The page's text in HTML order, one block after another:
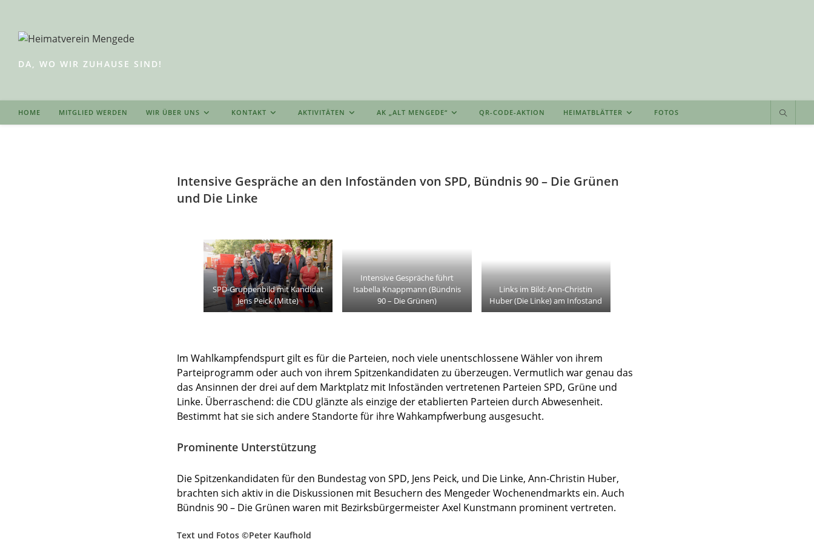
springen
DA, WO WIR ZUHAUSE SIND!
HOME MITGLIED WERDEN WIR ÜBER UNS KONTAKT AKTIVITÄTEN AK „ALT MENGEDE“ QR-CODE-AKTION HEIMATBLÄTTER FOTOS
Intensive Gespräche an den Infoständen von SPD, Bündnis 90 – Die Grünen
und Die Linke
SPD-Gruppenbild mit Kandidat
Jens Peick (Mitte)
Intensive Gespräche führt
Isabella Knappmann (Bündnis
90 – Die Grünen)
Links im Bild: Ann-Christin
Huber (Die Linke) am Infostand
Im Wahlkampfendspurt gilt es für die Parteien, noch viele unentschlossene Wähler von ihrem
Parteiprogramm oder auch von ihrem Spitzenkandidaten zu überzeugen. Vermutlich war genau das
das Ansinnen der drei auf dem Marktplatz mit Infoständen vertretenen Parteien SPD, Grüne und
Linke. Überraschend: die CDU glänzte als einzige der etablierten Parteien durch Abwesenheit.
Bestimmt hat sie sich andere Standorte für ihre Wahkampfwerbung ausgesucht.
Prominente Unterstützung
Die Spitzenkandidaten für den Bundestag von SPD, Jens Peick, und Die Linke, Ann-Christin Huber,
brachten sich aktiv in die Diskussionen mit Besuchern des Mengeder Wochenendmarkts ein. Auch
Bündnis 90 – Die Grünen waren mit Bezirksbürgermeister Axel Kunstmann prominent vertreten.
Text und Fotos ©Peter Kaufhold